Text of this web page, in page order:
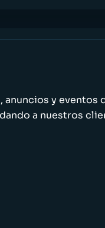
y eventos
a nuestros